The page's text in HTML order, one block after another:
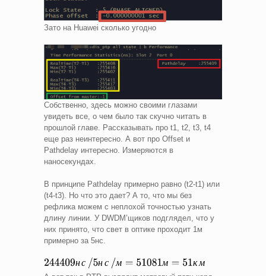
Зато на Huawei сколько угодно
Собственно, здесь можно своими глазами
увидеть все, о чем было так скучно читать в
прошлой главе. Рассказывать про t1, t2, t3, t4
еще раз неинтересно. А вот про Offset и
Pathdelay интересно. Измеряются в
наносекундах.
В принципе Pathdelay примерно равно (t2-t1) или
(t4-t3). Но что это дает? А то, что мы без
рефлика можем с неплохой точностью узнать
длину линии. У DWDM’щиков подглядел, что у
них принято, что свет в оптике проходит 1м
примерно за 5нс.